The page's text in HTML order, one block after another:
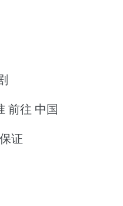
前往 中国
证